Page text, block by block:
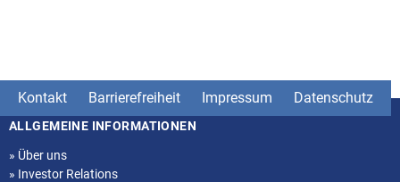
Kontakt Barrierefreiheit Impressum Datenschutz
Seitenstruktur
ALLGEMEINE INFORMATIONEN
» Über uns
» Investor Relations